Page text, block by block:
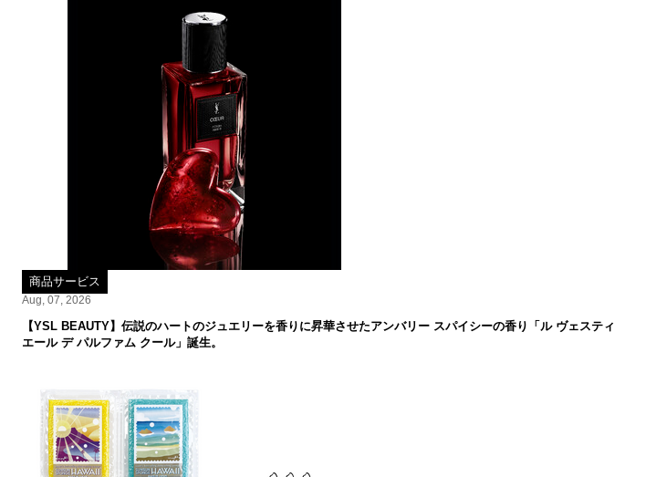
商品サービス
Aug, 07, 2026
【YSL BEAUTY】伝説のハートのジュエリーを香りに昇華させたアンバリー スパイシーの香り「ル ヴェスティ
エール デ パルファム クール」誕生。